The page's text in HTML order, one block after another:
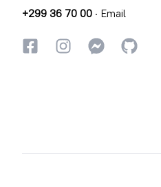
+299 36 70 00 · Email
FacebookkiInstagrammiInstagrammi
GitHub